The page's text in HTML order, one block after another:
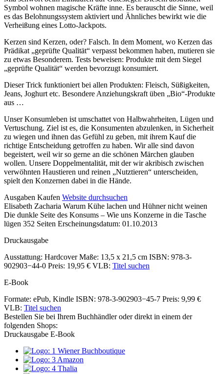
Symbol wohnen magische Kräfte inne. Es berauscht die Sinne, weil
es das Belohnungssystem aktiviert und Ähnliches bewirkt wie die
Verheißung eines Lotto-Jackpots.
Kerzen sind Kerzen, oder? Falsch. In dem Moment, wo Kerzen das
Prädikat „geprüfte Qualität“ verpasst bekommen haben, mutieren sie
zu etwas Besonderem. Tests beweisen: Produkte mit dem Siegel
„geprüfte Qualität“ werden bevorzugt konsumiert.
Dieser Trick funktioniert bei allen Produkten: Fleisch, Süßigkeiten,
Jeans, Joghurt etc. Besondere Anziehungskraft üben „Bio“-Produkte
aus …
Unser Konsumleben ist umschattet von Halbwahrheiten, Lügen und
Vertuschung. Ziel ist es, die Konsumenten abzulenken, in Sicherheit
zu wiegen und ihnen das Gefühl zu geben, mit ihrem Kauf die
richtige Entscheidung getroffen zu haben. Wir alle sind davon
begeistert, weil wir so gerne an die schönen Märchen glauben
wollen. Unsere Doppelmentalität, mit der wir akribisch zwischen
verwöhnten Haustieren und reinen „Nutztieren“ unterscheiden,
spielt den Konzernen dabei in die Hände.
Details
und
Inhalte
Ausgaben Kaufen Website durchsuchen
Elisabeth Zacharia Warum Kühe lachen und Hühner nicht weinen
Die dunkle Seite des Konsums – Wie uns Konzerne in die Tasche
lügen 352 Seiten Erscheinungsdatum: 01.10.2013
Druckausgabe
Ausstattung: Hardcover Maße: 13,5 x 21,5 cm ISBN: 978-3-
902903−44-0 Preis: 19,95 € VLB: Titel suchen
E-Book
Formate: ePub, Kindle ISBN: 978-3-902903−45-7 Preis: 9,99 €
VLB: Titel suchen
Bestellen Sie bei Ihrem Buchhändler oder direkt in einem der
folgenden Shops:
Druckausgabe E-Book